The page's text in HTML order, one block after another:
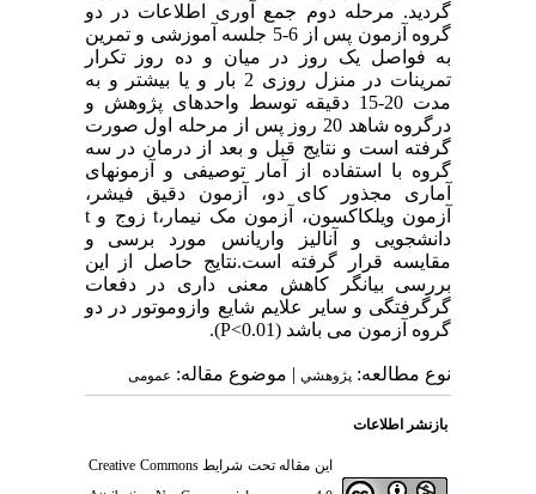
گردید. مرحله دوم جمع آوری اطلاعات در دو
گروه آزمون پس از 6-5 جلسه آموزشی و تمرین
به فواصل یک روز در میان و ده روز تکرار
تمرینات در منزل روزی 2 بار و یا بیشتر و به
مدت 20-15 دقیقه توسط واحدهای پژوهش و
درگروه شاهد 20 روز پس از مرحله اول صورت
گرفته است و نتایج قبل و بعد از درمان در سه
گروه با استفاده از آمار توصیفی و آزمونهای
آماری مجذور کای دو، آزمون دقیق فیشر،
آزمون ویلکاکسون، آزمون مک نیمار،t زوج و t
دانشجویی و آنالیز واریانس مورد برسی و
مقایسه قرار گرفته است.نتایج حاصل از این
بررسی بیانگر کاهش معنی داری در دفعات
گرگرفتگی و سایر علایم شایع وازوموتور در دو
گروه آزمون می باشد (P<0.01).
نوع مطالعه: پژوهشي| موضوع مقاله: عمومى
بازنشر اطلاعات
این مقاله تحت شرایطCreative Commons